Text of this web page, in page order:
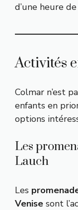
d’une heure
Activités
Colmar n’est
enfants en
options
Les
Lauch
Les
Venise sont